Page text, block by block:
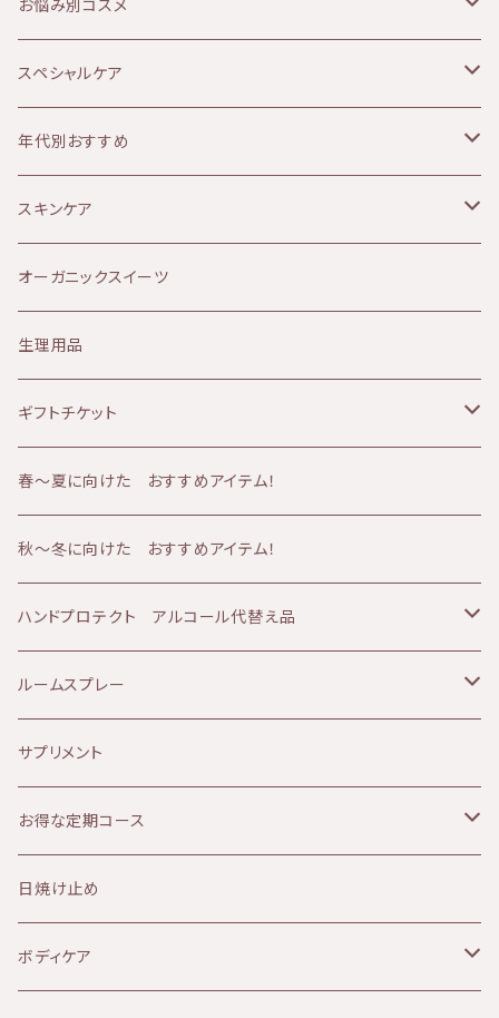
ATHANOR（アタノール）
Soluna（ソルーナ）
MOON PEACH（ムーンピーチ）
アルガンオイル
Provida（プロヴィダ）
華布
山燕庵
AMBESSA & CO（アンベッサアンドコー）
yuica（ユイカ）
sisiFILLE （シシフィーユ）
Aroma France（アロマフランス）
HEMP FOREST（ヘンプフォレスト）
le sens (ルサンス）
NATURALCOSMO(ナチュラルコスモ）
HERBIVORE(ハービボア）
お悩み別コスメ
乾燥肌
オイリー肌
敏感肌
赤み肌
ニキビ肌
くすみ肌
アトピー肌
エイジング肌
日焼け肌
美白、シミ
しわ、ハリ、たるみ
痒み
デトックス
毛穴、ザラつき
スペシャルケア
ボディケア
リップケア
マタニティケア
シャンプー
シャワーアイテム
メンズケア
冷え
ベビーアイテム
エッセンシャルオイル
ファンデーション
ヘアケア
ヘルスケア
パック
年代別おすすめ
10代
20代
30代
40代
50代
60代
スキンケア
クレンジング
ミルククレンジング
化粧水
オイル
バーム
クリーム
美容液
乳液
アイクリーム
パック
フラワーウォーター
フェイスパウダー
オーガニックスイーツ
生理用品
ギフトチケット
フェイシャルコース
60分コース
90分コース
ボディコース
60分コース
90分コース
ボディ＆フェイシャルコース
春〜夏に向けた おすすめアイテム！
秋～冬に向けた おすすめアイテム！
ハンドプロテクト アルコール代替え品
テルメ・アクア 1リットル
テルメ・アクア 80ミリ
テルメ・アクア ハンドケアジェル
ルームスプレー
マスクスプレー
サプリメント
お得な定期コース
KIRI
6ヶ月コース
日焼け止め
ボディケア